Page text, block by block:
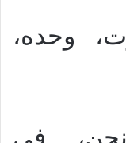
وحده،